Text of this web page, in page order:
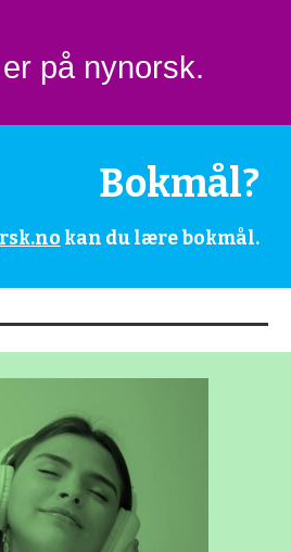
på nynorsk.
Bokmål?
kan du lære bokmål.